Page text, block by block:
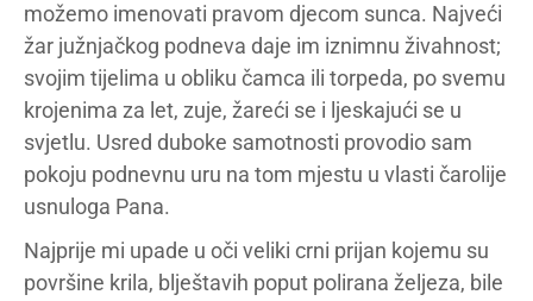
možemo imenovati pravom djecom sunca. Najveći
žar južnjačkog podneva daje im iznimnu živahnost;
svojim tijelima u obliku čamca ili torpeda, po svemu
krojenima za let, zuje, žareći se i ljeskajući se u
svjetlu. Usred duboke samotnosti provodio sam
pokoju podnevnu uru na tom mjestu u vlasti čarolije
usnuloga Pana.
Najprije mi upade u oči veliki crni prijan kojemu su
površine krila, blještavih poput polirana željeza, bile